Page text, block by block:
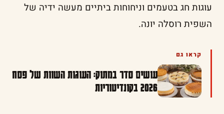
עוגות חג בטעמים וניחוחות ביתיים מעשה ידיה של
השפית רוסלה יונה.
קראו גם
עושים סדר במתוק: העוגות השוות של פסח
2026 בקונדיטוריות